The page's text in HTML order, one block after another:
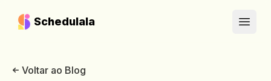
Schedulala
Open
Voltar ao Blog